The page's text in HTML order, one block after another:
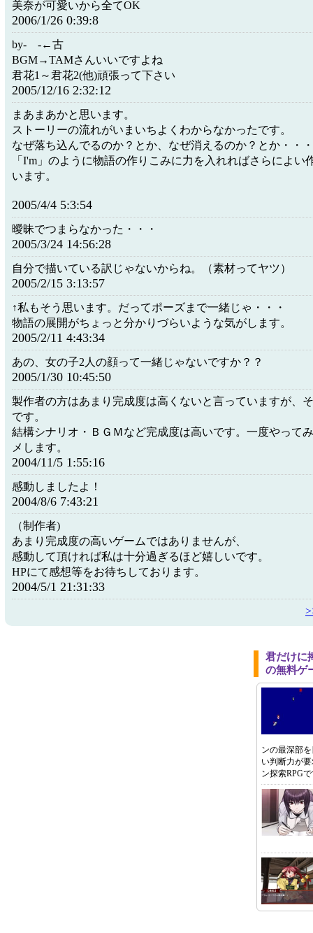
美奈が可愛いから全てOK
2006/1/26 0:39:8
by-ゝ-←古
BGM→TAMさんいいですよね
君花1～君花2(他)頑張って下さい
2005/12/16 2:32:12
まあまあかと思います。
ストーリーの流れがいまいちよくわからなかったです。
なぜ落ち込んでるのか？とか、なぜ消えるのか？とか・・・
「I'm」のように物語の作りこみに力を入れればさらによい
います。
2005/4/4 5:3:54
曖昧でつまらなかった・・・
2005/3/24 14:56:28
自分で描いている訳じゃないからね。（素材ってヤツ）
2005/2/15 3:13:57
↑私もそう思います。だってポーズまで一緒じゃ・・・
物語の展開がちょっと分かりづらいような気がします。
2005/2/11 4:43:34
あの、女の子2人の顔って一緒じゃないですか？？
2005/1/30 10:45:50
製作者の方はあまり完成度は高くないと言っていますが、
です。
結構シナリオ・ＢＧＭなど完成度は高いです。一度やって
メします。
2004/11/5 1:55:16
感動しましたよ！
2004/8/6 7:43:21
（制作者)
あまり完成度の高いゲームではありませんが、
感動して頂ければ私は十分過ぎるほど嬉しいです。
HPにて感想等をお待ちしております。
2004/5/1 21:31:33
君だけに
の無料ゲ
ンの最深部
い判断力が
ン探索RPG